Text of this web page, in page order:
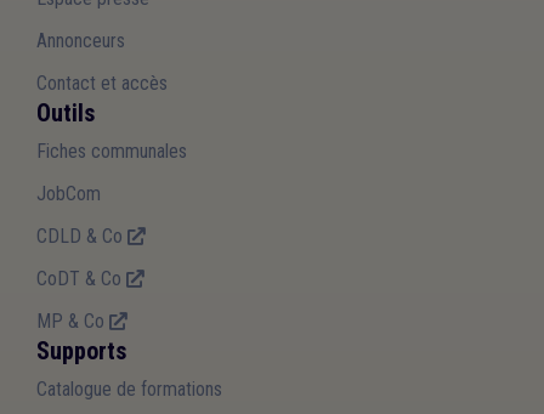
Annonceurs
Contact et accès
Outils
Fiches communales
JobCom
CDLD & Co
CoDT & Co
MP & Co
Supports
Catalogue de formations